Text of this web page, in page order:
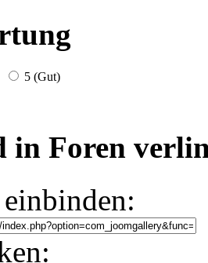
5 (Gut)
in Foren